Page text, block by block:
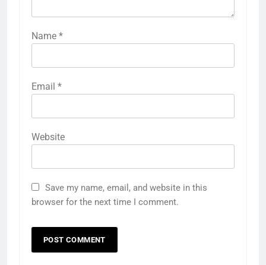
Name *
Email *
Website
Save my name, email, and website in this
browser for the next time I comment.